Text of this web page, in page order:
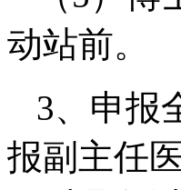
动站前。
3、申报
报副主任